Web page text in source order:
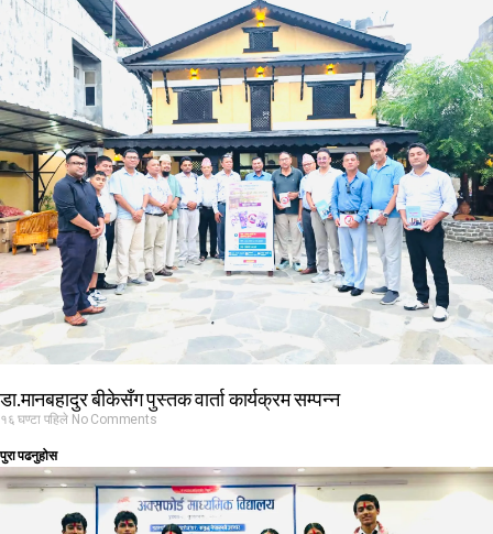
डा.मानबहादुर बीकेसँग पुस्तक वार्ता कार्यक्रम सम्पन्न
१६ घण्टा पहिले No Comments
पुरा पढनुहोस